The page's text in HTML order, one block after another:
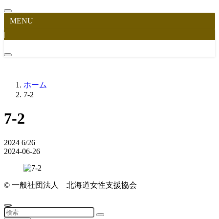
MENU
ホーム
7-2
7-2
2024 6/26
2024-06-26
© 一般社団法人 北海道女性支援協会